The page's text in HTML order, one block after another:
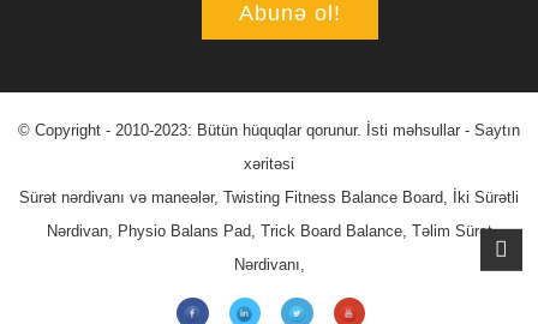
Abunə ol!
© Copyright - 2010-2023: Bütün hüquqlar qorunur. İsti məhsullar - Saytın
xəritəsi
Sürət nərdivanı və maneələr, Twisting Fitness Balance Board
İki Sürətli
Nərdivan, Physio Balans Pad Trick Board Balance, Təlim Sürət
Nərdivanı